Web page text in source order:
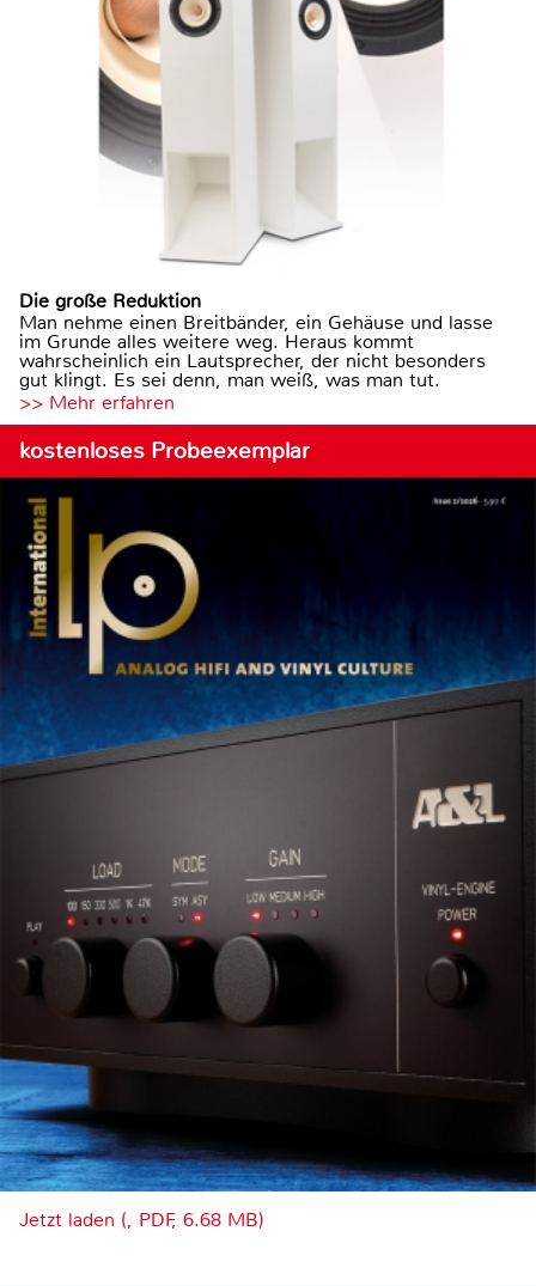
Die große Reduktion
Man nehme einen Breitbänder, ein Gehäuse und lasse
im Grunde alles weitere weg. Heraus kommt
wahrscheinlich ein Lautsprecher, der nicht besonders
gut klingt. Es sei denn, man weiß, was man tut.
>> Mehr erfahren
kostenloses Probeexemplar
Jetzt laden (, PDF, 6.68 MB)